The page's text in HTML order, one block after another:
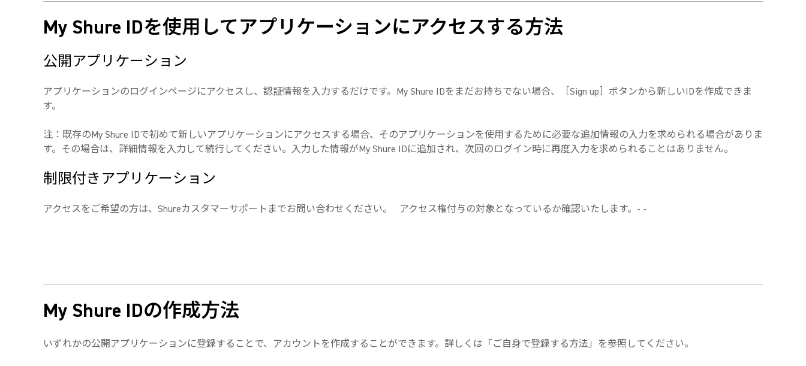
My Shure IDを使用してアプリケーションにアクセスする方法
公開アプリケーション
アプリケーションのログインページにアクセスし、認証情報を入力するだけです。My Shure IDをまだお持ちでない場合、［Sign up］ボタンから新しいIDを作成できま
す。
注：既存のMy Shure IDで初めて新しいアプリケーションにアクセスする場合、そのアプリケーションを使用するために必要な追加情報の入力を求められる場合がありま
す。 その場合は、詳細情報を入力して続行してください。入力した情報がMy Shure IDに追加され、次回のログイン時に再度入力を求められることはありません。
制限付きアプリケーション
アクセスをご希望の方は、Shureカスタマーサポートまでお問い合わせください。 アクセス権付与の対象となっているか確認いたします。- -
My Shure IDの作成方法
いずれかの公開アプリケーションに登録することで、アカウントを作成することができます。詳しくは「ご自身で登録する方法」を参照してください。